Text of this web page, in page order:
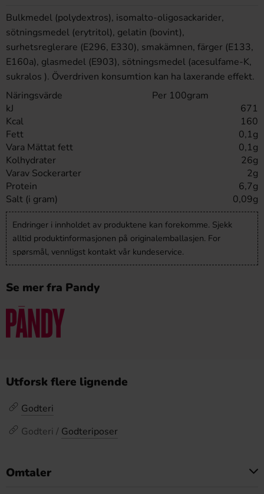
Bulkmedel (polydextros), isomalto-oligosackarider,
sötningsmedel (erytritol), gelatin (bovint),
surhetsreglerare (E296, E330), smakämnen, färger (E133,
E160a), glasmedel (E903), sötningsmedel (acesulfame-K,
sukralos ). Överdriven konsumtion kan ha laxerande effekt.
Näringsvärde
Per 100gram
kJ
671
Kcal
160
Fett
0,1g
Vara Mättat fett
0,1g
Kolhydrater
26g
Varav Sockerarter
2g
Protein
6,7g
Salt (i gram)
0,09g
Endringer i innholdet av produktene kan forekomme. Sjekk
alltid produktinformasjonen på originalemballasjen. For
spørsmål, vennligst kontakt vår kundeservice.
Se mer fra Pandy
Utforsk flere lignende
Godteri
Godteri / Godteriposer
Omtaler